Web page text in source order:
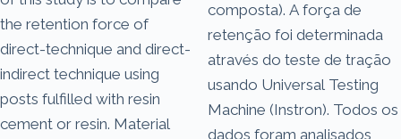
the retention force of
direct-technique and direct-
indirect technique using
posts fulfilled with resin
cement or resin. Material
composta). A força de
retenção foi determinada
através do teste de tração
usando Universal Testing
Machine (Instron). Todos os
dados foram analisados